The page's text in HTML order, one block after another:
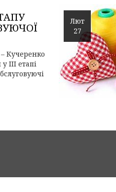
Лют
27
Кучеренко
ІІІ етапі